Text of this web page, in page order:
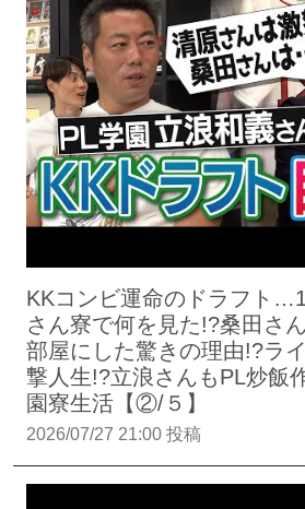
KKコンビ運命のドラフト
さん寮で何を見た!?桑田さ
部屋にした驚きの理由!?ラ
撃人生!?立浪さんもPL炒飯
園寮生活【②/５】
2026/07/27 21:00 投稿